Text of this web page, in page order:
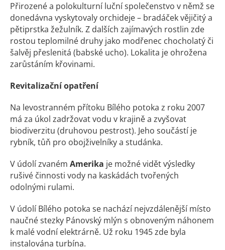
Přirozené a polokulturní luční společenstvo v němž se
donedávna vyskytovaly orchideje – bradáček vějičitý a
pětiprstka žežulník. Z dalších zajímavých rostlin zde
rostou teplomilné druhy jako modřenec chocholatý či
šalvěj přeslenitá (babské ucho). Lokalita je ohrožena
zarůstáním křovinami.
Revitalizační opatření
Na levostranném přítoku Bílého potoka z roku 2007
má za úkol zadržovat vodu v krajině a zvyšovat
biodiverzitu (druhovou pestrost). Jeho součástí je
rybník, tůň pro obojživelníky a studánka.
V údolí zvaném Amerika je možné vidět výsledky
rušivé činnosti vody na kaskádách tvořených
odolnými rulami.
V údolí Bílého potoka se nachází nejvzdálenější místo
naučné stezky Pánovský mlýn s obnoveným náhonem
k malé vodní elektrárně. Už roku 1945 zde byla
instalována turbína.